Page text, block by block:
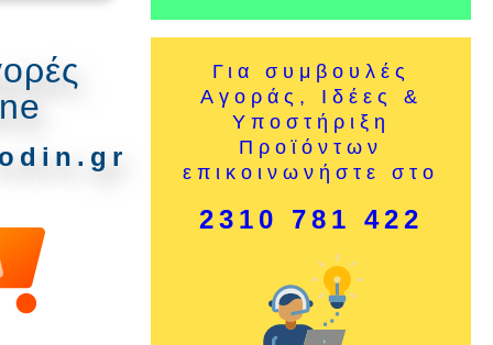
Για συμβουλές
Αγοράς, Ιδέες &
Υποστήριξη
Προϊόντων
επικοινωνήστε στο
2310 781 422